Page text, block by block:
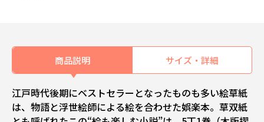
商品説明 サイズ・詳細
江戸時代後期にベストセラーとなったものも多い絵草紙
は、物語と浮世絵師による絵を合わせた娯楽本。草双紙